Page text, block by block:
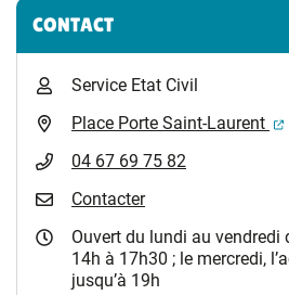
Informations
CONTACT
Service Etat Civil
Place Porte Saint-Laurent
04 67 69 75 82
Contacter
Ouvert du lundi au vendredi
14h à 17h30 ; le mercredi,
jusqu’à 19h